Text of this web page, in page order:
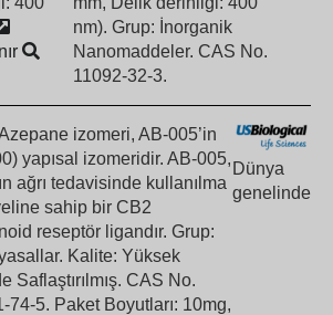
nm). Grup: İnorganik
Nanomaddeler. CAS No.
11092-32-3.
izomeri, AB-005’in
yapısal izomeridir. AB-005,
ağrı tedavisinde kullanılma
sahip bir CB2
reseptör ligandır. Grup:
Kalite: Yüksek
Saflaştırılmış. CAS No.
74-5. Paket Boyutları: 10mg,
Dünya
genelinde